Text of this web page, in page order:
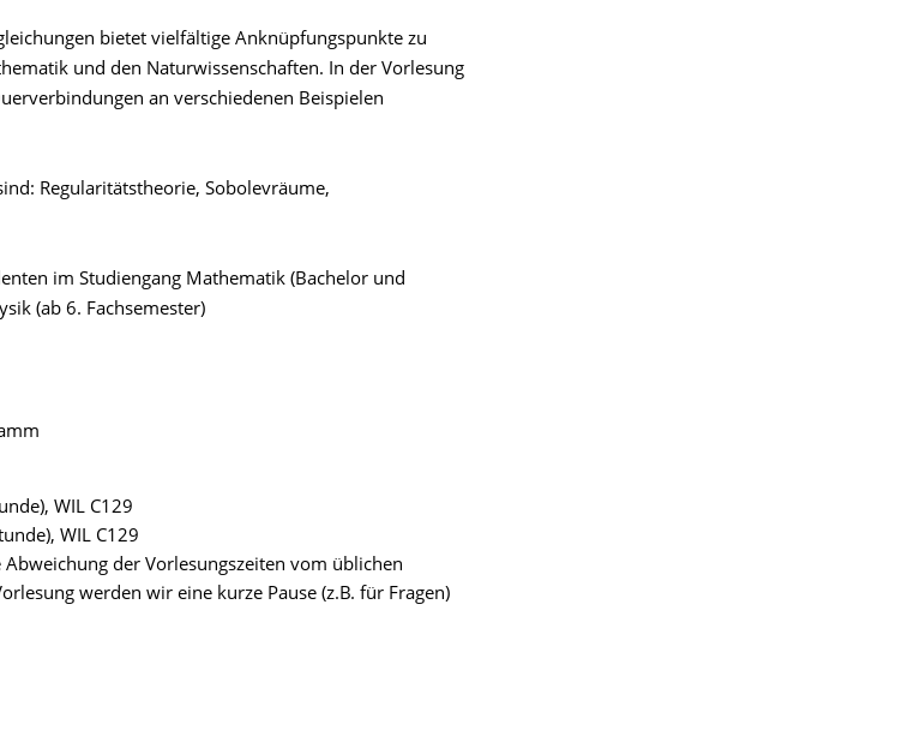
bietet vielfältige Anknüpfungspunkte zu
und den Naturwissenschaften. In der Vorlesung
an verschiedenen Beispielen
Regularitätstheorie, Sobolevräume,
im Studiengang Mathematik (Bachelor und
(ab 6. Fachsemester)
WIL C129
WIL C129
der Vorlesungszeiten vom üblichen
werden wir eine kurze Pause (z.B. für Fragen)